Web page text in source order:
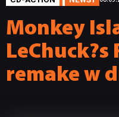
Monkey
LeChuck?s
remake w